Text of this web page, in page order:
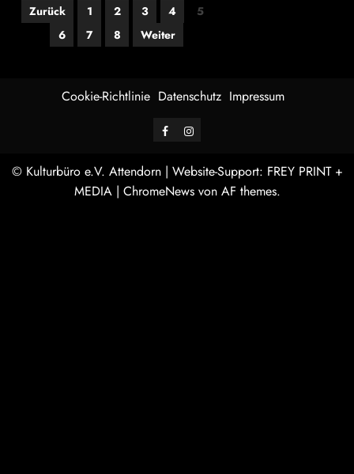
Seitennummerierung
Zurück 1 2 3 4
5
6
7 8 Weiter
Cookie-Richtlinie Datenschutz Impressum
FacebookInstagram
© Kulturbüro e.V. Attendorn | Website-Support: FREY PRINT +
MEDIA | ChromeNewsvon AF themes.